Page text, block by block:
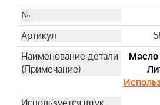
Масло